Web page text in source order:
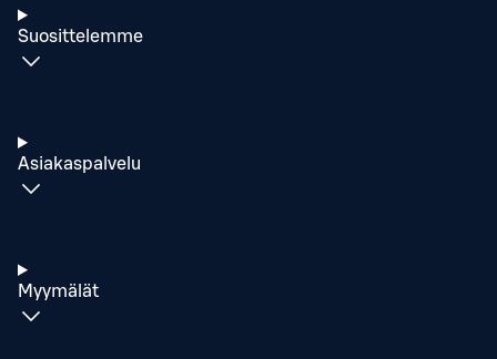
Suosittelemme
Asiakaspalvelu
Myymälät